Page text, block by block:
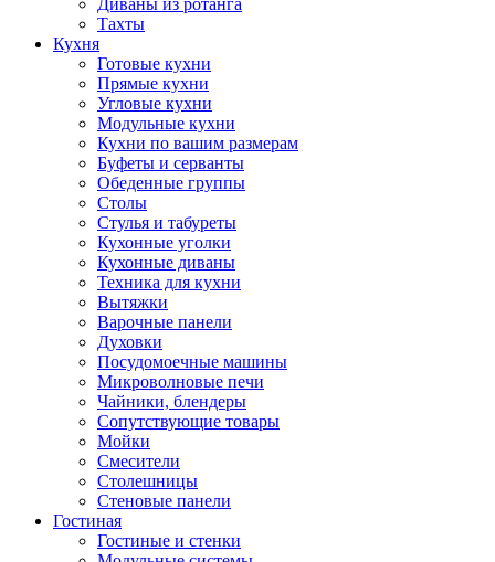
Диваны из ротанга
Тахты
Кухня
Готовые кухни
Прямые кухни
Угловые кухни
Модульные кухни
Кухни по вашим размерам
Буфеты и серванты
Обеденные группы
Столы
Стулья и табуреты
Кухонные уголки
Кухонные диваны
Техника для кухни
Вытяжки
Варочные панели
Духовки
Посудомоечные машины
Микроволновые печи
Чайники, блендеры
Сопутствующие товары
Мойки
Смесители
Столешницы
Стеновые панели
Гостиная
Гостиные и стенки